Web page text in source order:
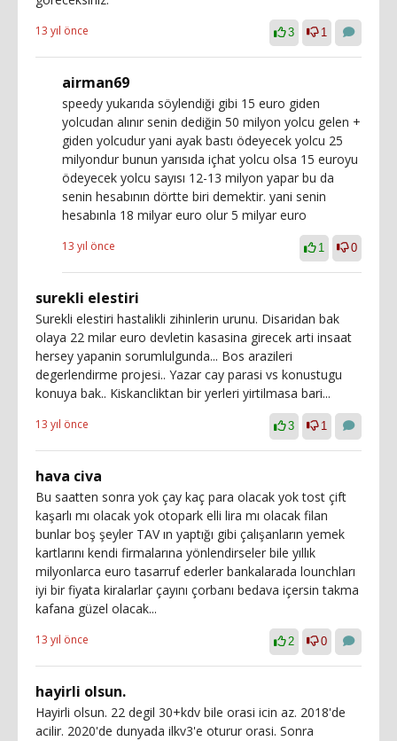
13 yıl önce 3 1
airman69
speedy yukarıda söylendiği gibi 15 euro giden
yolcudan alınır senin dediğin 50 milyon yolcu gelen +
giden yolcudur yani ayak bastı ödeyecek yolcu 25
milyondur bunun yarısıda içhat yolcu olsa 15 euroyu
ödeyecek yolcu sayısı 12-13 milyon yapar bu da
senin hesabının dörtte biri demektir. yani senin
hesabınla 18 milyar euro olur 5 milyar euro
13 yıl önce 1 0
surekli elestiri
Surekli elestiri hastalikli zihinlerin urunu. Disaridan bak
olaya 22 milar euro devletin kasasina girecek arti insaat
hersey yapanin sorumlulgunda... Bos arazileri
degerlendirme projesi.. Yazar cay parasi vs konustugu
konuya bak.. Kiskancliktan bir yerleri yirtilmasa bari...
13 yıl önce 3 1
hava civa
Bu saatten sonra yok çay kaç para olacak yok tost çift
kaşarlı mı olacak yok otopark elli lira mı olacak filan
bunlar boş şeyler TAV ın yaptığı gibi çalışanların yemek
kartlarını kendi firmalarına yönlendirseler bile yıllık
milyonlarca euro tasarruf ederler bankalarada lounchları
iyi bir fiyata kiralarlar çayını çorbanı bedava içersin takma
kafana güzel olacak...
13 yıl önce 2 0
hayirli olsun.
Hayirli olsun. 22 degil 30+kdv bile orasi icin az. 2018'de
acilir. 2020'de dunyada ilkv3'e oturur orasi. Sonra